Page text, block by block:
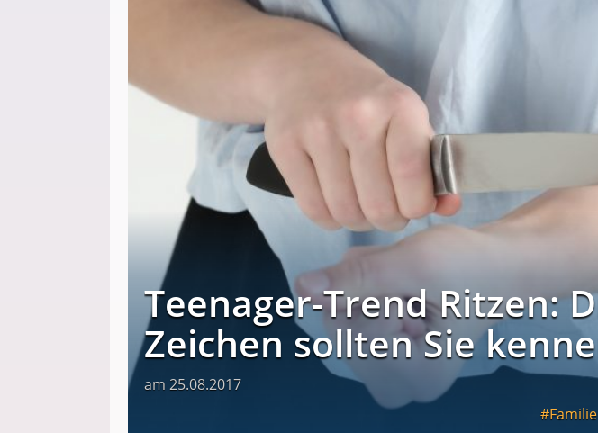
Teenager-Trend Ritzen:
Zeichen sollten Sie
am 25.08.2017
Familie
I❶I Schnell
Produkttester